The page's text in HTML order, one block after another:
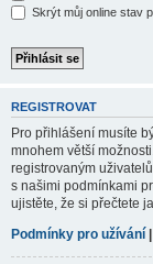
Skrýt můj online stav
REGISTROVAT
Pro přihlášení musíte
mnohem větší
registrovaným
s našimi podmínkami
ujistěte, že si přečtete
Podmínky pro užívání |